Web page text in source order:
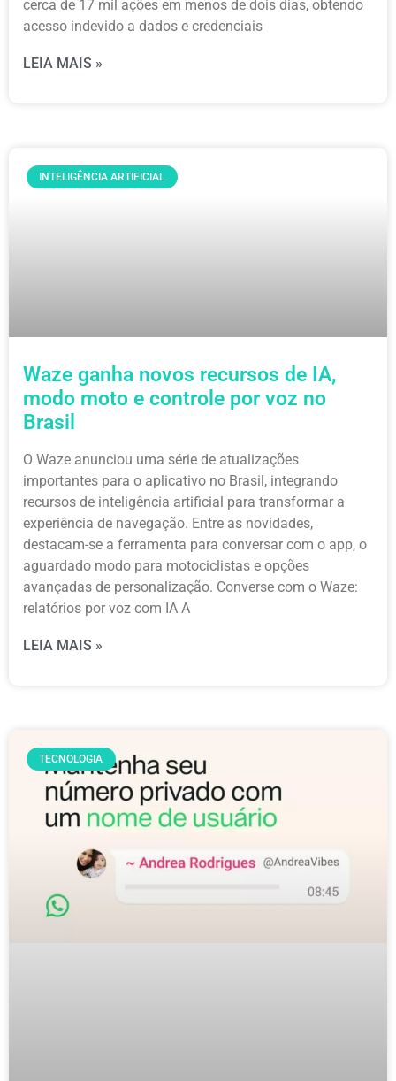
cerca de 17 mil ações em menos de dois dias, obtendo
acesso indevido a dados e credenciais
LEIA MAIS »
INTELIGÊNCIA ARTIFICIAL
Waze ganha novos recursos de IA,
modo moto e controle por voz no
Brasil
O Waze anunciou uma série de atualizações
importantes para o aplicativo no Brasil, integrando
recursos de inteligência artificial para transformar a
experiência de navegação. Entre as novidades,
destacam-se a ferramenta para conversar com o app, o
aguardado modo para motociclistas e opções
avançadas de personalização. Converse com o Waze:
relatórios por voz com IA A
LEIA MAIS »
TECNOLOGIA